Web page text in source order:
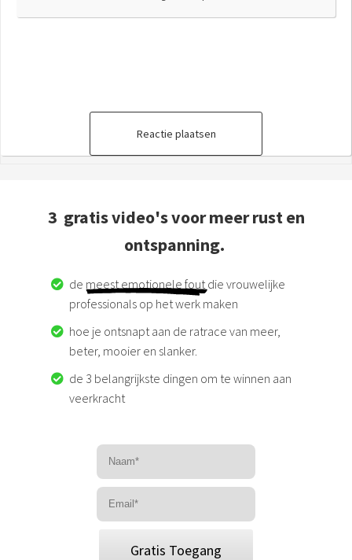
Reactie plaatsen
3 gratis video's voor meer rust en
ontspanning.
de meest emotionele fout die vrouwelijke
professionals op het werk maken
hoe je ontsnapt aan de ratrace van meer,
beter, mooier en slanker.
de 3 belangrijkste dingen om te winnen aan
veerkracht
Gratis Toegang